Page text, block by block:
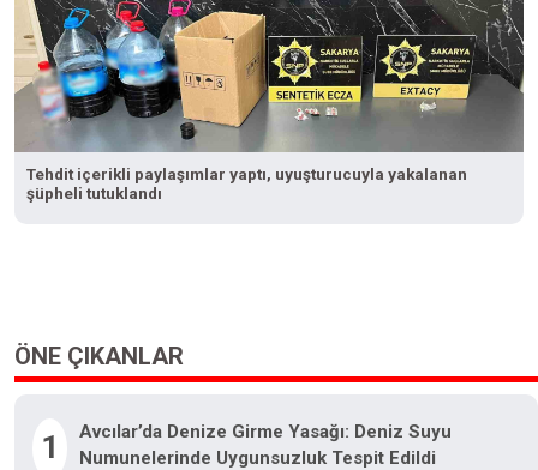
Tehdit içerikli paylaşımlar yaptı, uyuşturucuyla yakalanan
şüpheli tutuklandı
ÖNE ÇIKANLAR
1
Avcılar’da Denize Girme Yasağı: Deniz Suyu
Numunelerinde Uygunsuzluk Tespit Edildi